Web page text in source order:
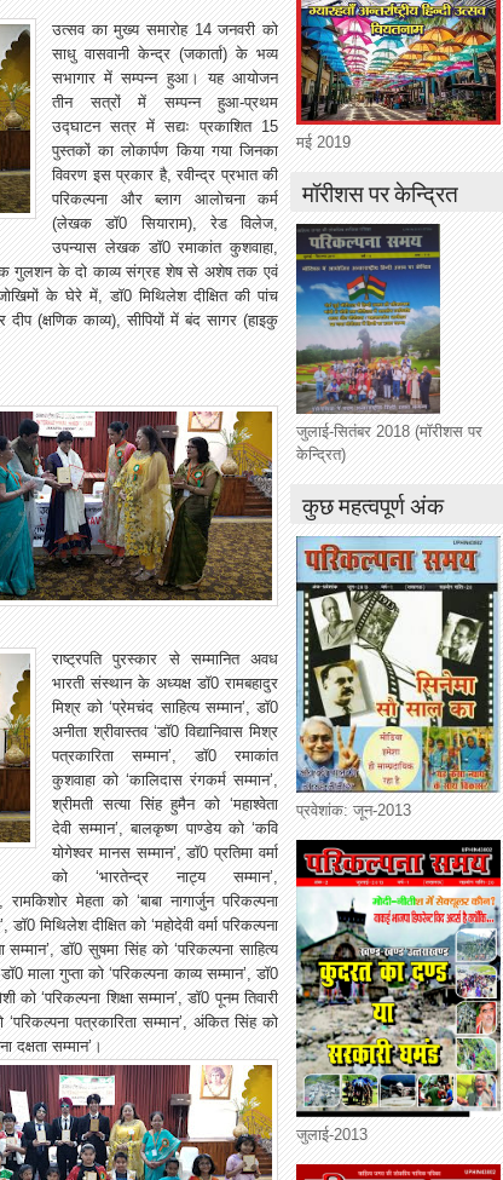
उत्सव का मुख्य समारोह 14 जनवरी को
साधु वासवानी केन्द्र (जकार्ता) के भव्य
सभागार में सम्पन्न हुआ। यह आयोजन
तीन सत्रों में सम्पन्न हुआ-प्रथम
उद्घाटन सत्र में सद्यः प्रकाशित 15
पुस्तकों का लोकार्पण किया गया जिनका
विवरण इस प्रकार है, रवीन्द्र प्रभात की
परिकल्पना और ब्लाग आलोचना कर्म
(लेखक डाॅ0 सियाराम), रेड विलेज,
उपन्यास लेखक डाॅ0 रमाकांत कुशवाहा,
गुलशन के दो काव्य संग्रह शेष से अशेष तक एवं
के घेरे में, डाॅ0 मिथिलेश दीक्षित की पांच
(क्षणिक काव्य), सीपियों में बंद सागर (हाइकु
राष्ट्रपति पुरस्कार से सम्मानित अवध
भारती संस्थान के अध्यक्ष डाॅ0 रामबहादुर
मिश्र को ‘प्रेमचंद साहित्य सम्मान’, डाॅ0
अनीता श्रीवास्तव ‘डाॅ0 विद्यानिवास मिश्र
पत्रकारिता सम्मान’, डाॅ0 रमाकांत
कुशवाहा को ‘कालिदास रंगकर्म सम्मान’,
श्रीमती सत्या सिंह हुमैन को ‘महाश्वेता
देवी सम्मान’, बालकृष्ण पाण्डेय को ‘कवि
योगेश्वर मानस सम्मान’, डाॅ0 प्रतिमा वर्मा
को ‘भारतेन्द्र नाट्य सम्मान’,
मेहता को ‘बाबा नागार्जुन परिकल्पना
मिथिलेश दीक्षित को ‘महोदेवी वर्मा परिकल्पना
सम्मान’, डाॅ0 सुषमा सिंह को ‘परिकल्पना साहित्य
माला गुप्ता को ‘परिकल्पना काव्य सम्मान’, डाॅ0
को ‘परिकल्पना शिक्षा सम्मान’, डाॅ0 पूनम तिवारी
पत्रकारिता सम्मान’, अंकित सिंह को
दक्षता सम्मान’।
मई 2019
मॉरीशस पर केन्द्रित
जुलाई-सितंबर 2018 (मॉरीशस पर
केन्द्रित)
कुछ महत्वपूर्ण अंक
प्रवेशांक: जून-2013
जुलाई-2013